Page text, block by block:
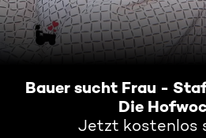
Bauer sucht Frau -
Die
Jetzt kostenlos